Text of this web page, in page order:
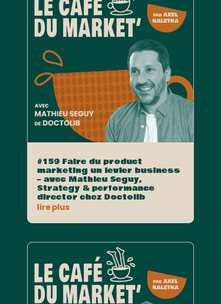
#159 Faire du product
marketing un levier business
– avec Mathieu Seguy,
Strategy & performance
director chez Doctolib
lire plus